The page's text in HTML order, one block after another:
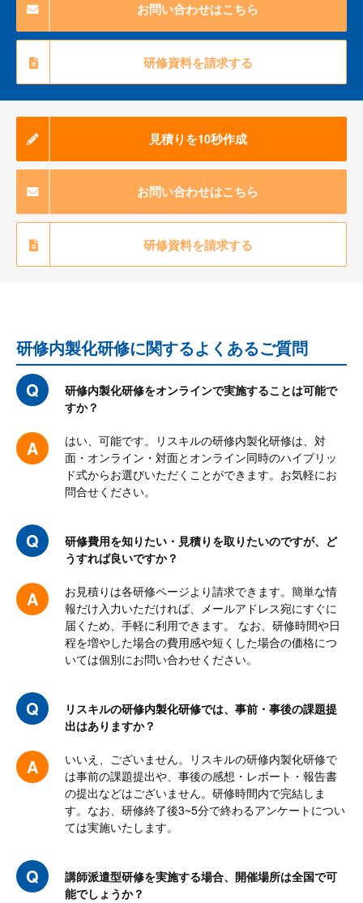
お問い合わせはこちら
研修資料を請求する
見積りを10秒作成
お問い合わせはこちら
研修資料を請求する
研修内製化研修に関するよくあるご質問
研修内製化研修をオンラインで実施することは可能で
すか？
はい、可能です。リスキルの研修内製化研修は、対
面・オンライン・対面とオンライン同時のハイブリッ
ド式からお選びいただくことができます。お気軽にお
問合せください。
研修費用を知りたい・見積りを取りたいのですが、ど
うすれば良いですか？
お見積りは各研修ページより請求できます。簡単な情
報だけ入力いただければ、メールアドレス宛にすぐに
届くため、手軽に利用できます。 なお、研修時間や日
程を増やした場合の費用感や短くした場合の価格につ
いては個別にお問い合わせください。
リスキルの研修内製化研修では、事前・事後の課題提
出はありますか？
いいえ、ございません。リスキルの研修内製化研修で
は事前の課題提出や、事後の感想・レポート・報告書
の提出などはございません。研修時間内で完結しま
す。なお、研修終了後3~5分で終わるアンケートについ
ては実施いたします。
講師派遣型研修を実施する場合、開催場所は全国で可
能でしょうか？